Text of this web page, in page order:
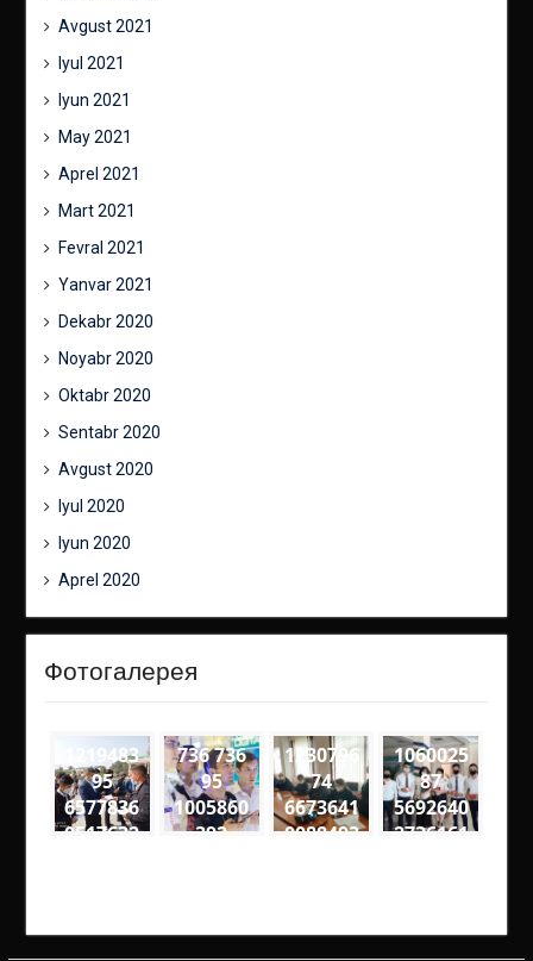
Avgust 2021
Iyul 2021
Iyun 2021
May 2021
Aprel 2021
Mart 2021
Fevral 2021
Yanvar 2021
Dekabr 2020
Noyabr 2020
Oktabr 2020
Sentabr 2020
Avgust 2020
Iyul 2020
Iyun 2020
Aprel 2020
Фотогалерея
1219483
95
6577836
0517632
5906 n
736 736
95
1005860
392
1230796
74
6673641
0088493
46289 n
1060025
87
5692640
2736161
99951 n